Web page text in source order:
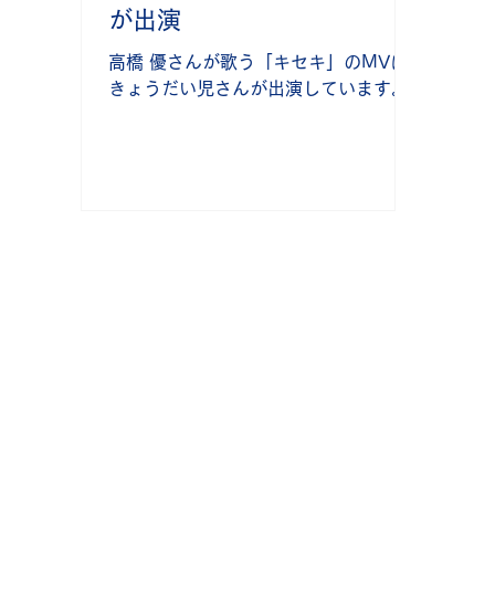
が出演
高橋 優さんが歌う「キセキ」のMVに
きょうだい児さんが出演しています。